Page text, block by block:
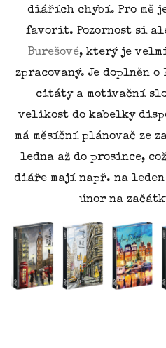
diářích chybí. Pro mě
favorit. Pozornost si
Burešové, který je
zpracovaný. Je doplněn
citáty a motivační
velikost do kabelky
má měsíční plánovač ze
ledna až do prosince,
diáře mají např. na
únor na